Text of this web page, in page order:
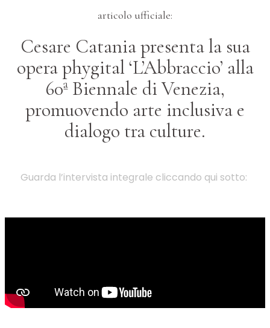
articolo ufficiale:
Cesare Catania presenta la sua
opera phygital ‘L’Abbraccio’ alla
60ª Biennale di Venezia,
promuovendo arte inclusiva e
dialogo tra culture.
Guarda l’intervista integrale cliccando qui sotto: